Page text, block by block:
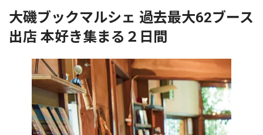
大磯ブックマルシェ 過去最大62ブース
出店 本好き集まる２日間